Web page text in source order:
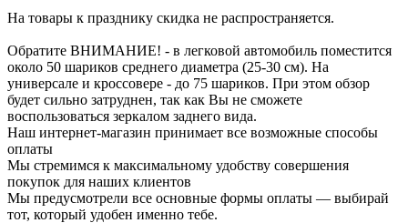
На товары к празднику скидка не распространяется.
Обратите ВНИМАНИЕ! - в легковой автомобиль поместится
около 50 шариков среднего диаметра (25-30 см). На
универсале и кроссовере - до 75 шариков. При этом обзор
будет сильно затруднен, так как Вы не сможете
воспользоваться зеркалом заднего вида.
Наш интернет-магазин принимает все возможные способы
оплаты
Мы стремимся к максимальному удобству совершения
покупок для наших клиентов
Мы предусмотрели все основные формы оплаты — выбирай
тот, который удобен именно тебе.